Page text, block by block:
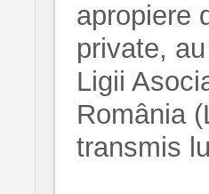
apropiere
private,
Ligii
România
transmis